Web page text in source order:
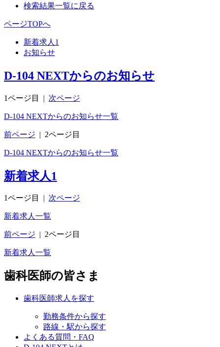
検索結果一覧に戻る
ページTOPへ
新着求人 1
お知らせ
D-104 NEXTからのお知らせ
1ページ目 | 次ページ
D-104 NEXTからのお知らせ一覧
前ページ | 2ページ目
D-104 NEXTからのお知らせ一覧
新着求人1
1ページ目 次ページ
新着求人一覧
前ページ 2ページ目
新着求人一覧
歯科医師の皆さま
歯科医師求人を探す
勤務条件から探す
路線・駅から探す
よくある質問・FAQ